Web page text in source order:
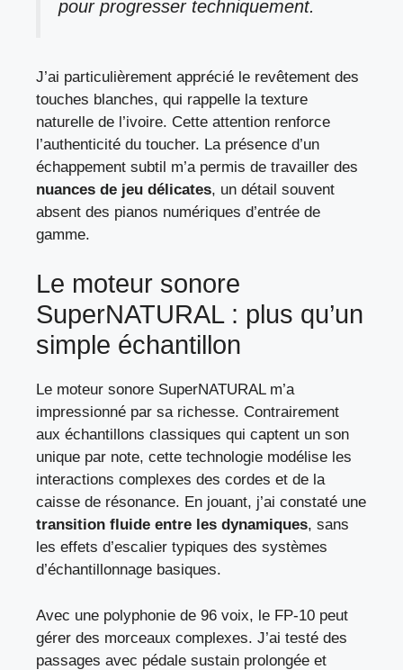
pour progresser techniquement.
J’ai particulièrement apprécié le revêtement des
touches blanches, qui rappelle la texture
naturelle de l’ivoire. Cette attention renforce
l’authenticité du toucher. La présence d’un
échappement subtil m’a permis de travailler des
nuances de jeu délicates, un détail souvent
absent des pianos numériques d’entrée de
gamme.
Le moteur sonore
SuperNATURAL : plus qu’un
simple échantillon
Le moteur sonore SuperNATURAL m’a
impressionné par sa richesse. Contrairement
aux échantillons classiques qui captent un son
unique par note, cette technologie modélise les
interactions complexes des cordes et de la
caisse de résonance. En jouant, j’ai constaté une
transition fluide entre les dynamiques, sans
les effets d’escalier typiques des systèmes
d’échantillonnage basiques.
Avec une polyphonie de 96 voix, le FP-10 peut
gérer des morceaux complexes. J’ai testé des
passages avec pédale sustain prolongée et